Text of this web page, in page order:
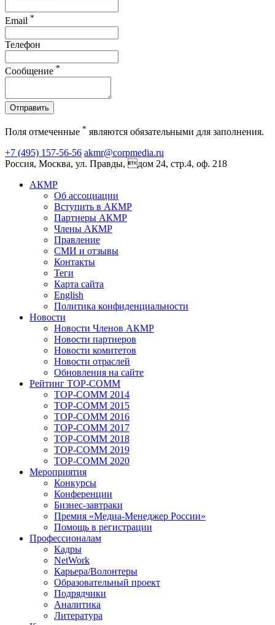
Email *
Телефон
Сообщение *
Отправить
Поля отмеченные * являются обязательными для заполнения.
+7 (495) 157-56-56 akmr@corpmedia.ru
Россия, Москва, ул. Правды, дом 24, стр.4, оф. 218
АКМР
Об ассоциации
Вступить в АКМР
Партнеры АКМР
Члены АКМР
Правление
СМИ и отзывы
Контакты
Теги
Карта сайта
English
Политика конфиденциальности
Новости
Новости Членов АКМР
Новости партнеров
Новости комитетов
Новости отраслей
Обновления на сайте
Рейтинг TOP-COMM
TOP-COMM 2014
TOP-COMM 2015
TOP-COMM 2016
TOP-COMM 2017
TOP-COMM 2018
TOP-COMM 2019
TOP-COMM 2020
Мероприятия
Конкурсы
Конференции
Бизнес-завтраки
Премия «Медиа-Менеджер России»
Помощь в регистрации
Профессионалам
Кадры
NetWork
Карьера/Волонтеры
Образовательный проект
Подрядчики
Аналитика
Литература